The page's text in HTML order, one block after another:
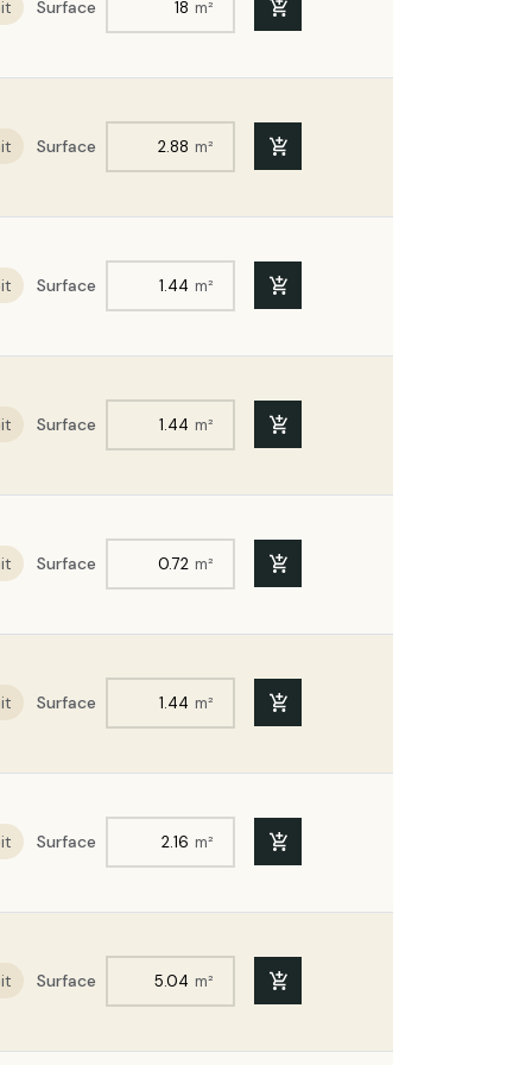
| Ep. 100mm | Format :
| Ep. 110mm | Format :
| Ep. 140mm | Format :
| Ep. 150mm | Format :
| Ep. 170mm | Format :
| Ep. 130mm | Format :
| Ep. 200mm | Format
| Ep. 250mm | Format
Surface m²
Surface m²
Surface m²
Surface m²
Surface m²
Surface m²
Surface m²
Surface m²